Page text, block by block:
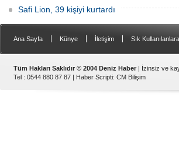
Safi Lion, 39 kişiyi kurtardı
Ana Sayfa Künye İletişim Sık
Tüm Hakları Saklıdır © 2004 Deniz Haber | İzinsiz ve
Tel : 0544 880 87 87 | Haber Scripti: CM Bilişim